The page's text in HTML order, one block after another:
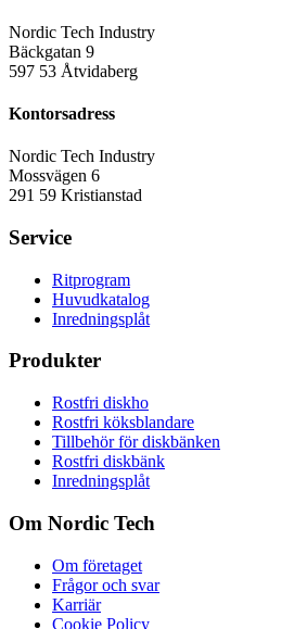
Nordic Tech Industry
Bäckgatan 9
597 53 Åtvidaberg
Kontorsadress
Nordic Tech Industry
Mossvägen 6
291 59 Kristianstad
Service
Ritprogram
Huvudkatalog
Inredningsplåt
Produkter
Rostfri diskho
Rostfri köksblandare
Tillbehör för diskbänken
Rostfri diskbänk
Inredningsplåt
Om Nordic Tech
Om företaget
Frågor och svar
Karriär
Cookie Policy